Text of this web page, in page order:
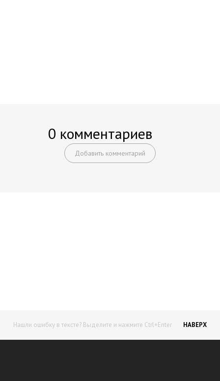
0 комментариев
Добавить комментарий
Нашли ошибку в тексте? Выделите и нажмите Ctrl+Enter НАВЕРХ